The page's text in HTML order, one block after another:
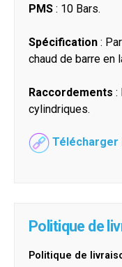
PMS : 10 Bars.
Spécification :
chaud de barre en
Raccordements :
cylindriques.
Télécharger
Politique de
Politique de